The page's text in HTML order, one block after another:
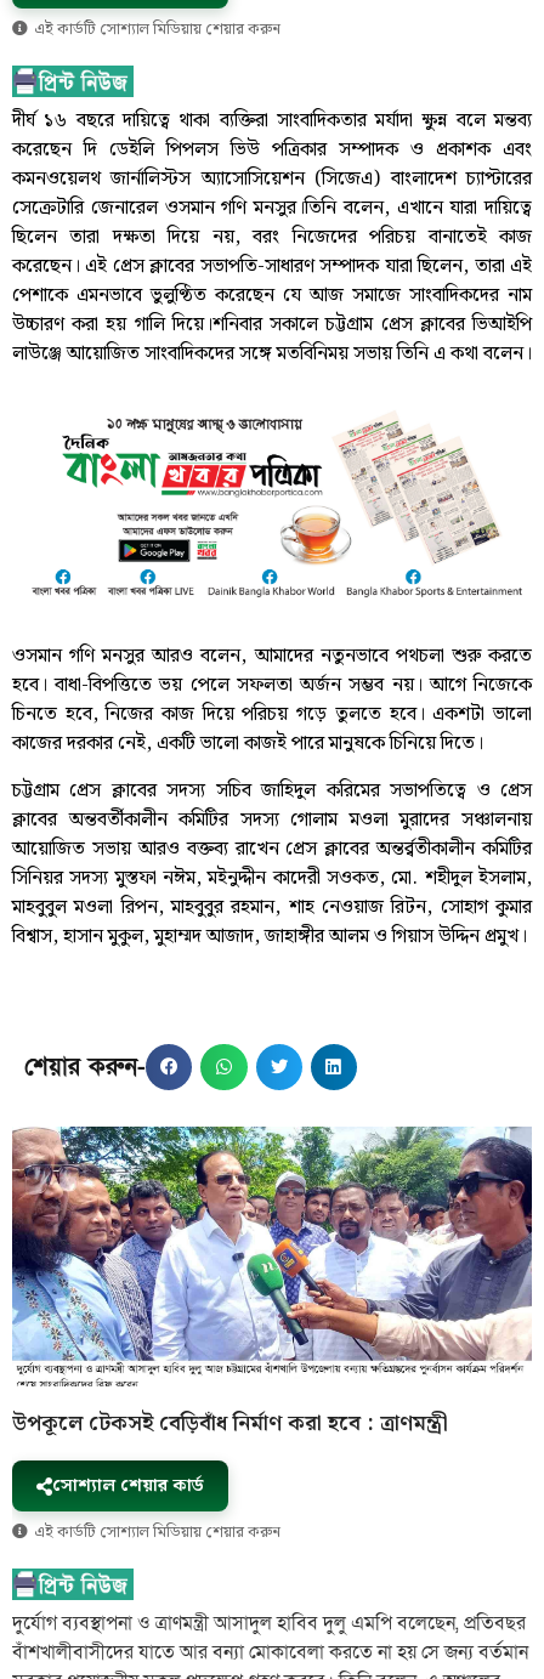
এই কার্ডটি সোশ্যাল মিডিয়ায় শেয়ার করুন
দীর্ঘ ১৬ বছরে দায়িত্বে থাকা ব্যক্তিরা সাংবাদিকতার মর্যাদা ক্ষুন্ন বলে মন্তব্য
করেছেন দি ডেইলি পিপলস ভিউ পত্রিকার সম্পাদক ও প্রকাশক এবং
কমনওয়েলথ জার্নালিস্টস অ্যাসোসিয়েশন (সিজেএ) বাংলাদেশ চ্যাপ্টারের
সেক্রেটারি জেনারেল ওসমান গণি মনসুর।তিনি বলেন, এখানে যারা দায়িত্বে
ছিলেন তারা দক্ষতা দিয়ে নয়, বরং নিজেদের পরিচয় বানাতেই কাজ
করেছেন। এই প্রেস ক্লাবের সভাপতি-সাধারণ সম্পাদক যারা ছিলেন, তারা এই
পেশাকে এমনভাবে ভুলুণ্ঠিত করেছেন যে আজ সমাজে সাংবাদিকদের নাম
উচ্চারণ করা হয় গালি দিয়ে।শনিবার সকালে চট্টগ্রাম প্রেস ক্লাবের ভিআইপি
লাউঞ্জে আয়োজিত সাংবাদিকদের সঙ্গে মতবিনিময় সভায় তিনি এ কথা বলেন।
ওসমান গণি মনসুর আরও বলেন, আমাদের নতুনভাবে পথচলা শুরু করতে
হবে। বাধা-বিপত্তিতে ভয় পেলে সফলতা অর্জন সম্ভব নয়। আগে নিজেকে
চিনতে হবে, নিজের কাজ দিয়ে পরিচয় গড়ে তুলতে হবে। একশটা ভালো
কাজের দরকার নেই, একটি ভালো কাজই পারে মানুষকে চিনিয়ে দিতে।
চট্টগ্রাম প্রেস ক্লাবের সদস্য সচিব জাহিদুল করিমের সভাপতিত্বে ও প্রেস
ক্লাবের অন্তবর্তীকালীন কমিটির সদস্য গোলাম মওলা মুরাদের সঞ্চালনায়
আয়োজিত সভায় আরও বক্তব্য রাখেন প্রেস ক্লাবের অন্তর্র্বতীকালীন কমিটির
সিনিয়র সদস্য মুস্তফা নঈম, মইনুদ্দীন কাদেরী সওকত, মো. শহীদুল ইসলাম,
মাহবুবুল মওলা রিপন, মাহবুবুর রহমান, শাহ নেওয়াজ রিটন, সোহাগ কুমার
বিশ্বাস, হাসান মুকুল, মুহাম্মদ আজাদ, জাহাঙ্গীর আলম ও গিয়াস উদ্দিন প্রমুখ।
শেয়ার করুন-
উপকূলে টেকসই বেড়িবাঁধ নির্মাণ করা হবে : ত্রাণমন্ত্রী
সোশ্যাল শেয়ার কার্ড
এই কার্ডটি সোশ্যাল মিডিয়ায় শেয়ার করুন
দুর্যোগ ব্যবস্থাপনা ও ত্রাণমন্ত্রী আসাদুল হাবিব দুলু এমপি বলেছেন, প্রতিবছর
বাঁশখালীবাসীদের যাতে আর বন্যা মোকাবেলা করতে না হয় সে জন্য বর্তমান